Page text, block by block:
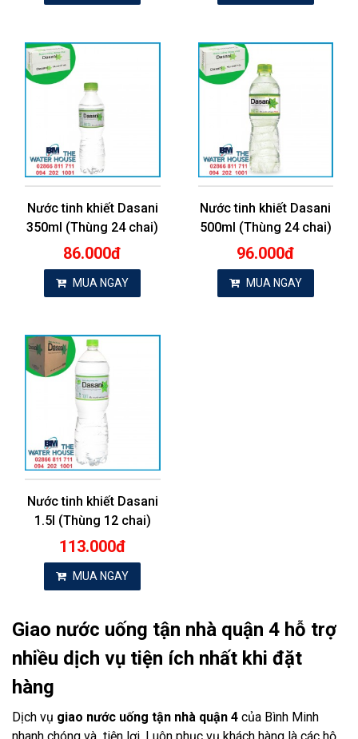
Nước tinh khiết Dasani
350ml (Thùng 24 chai)
86.000đ
MUA NGAY
Nước tinh khiết Dasani
500ml (Thùng 24 chai)
96.000đ
MUA NGAY
Nước tinh khiết Dasani
1.5l (Thùng 12 chai)
113.000đ
MUA NGAY
Giao nước uống tận nhà quận 4 hỗ trợ
nhiều dịch vụ tiện ích nhất khi đặt
hàng
Dịch vụ giao nước uống tận nhà quận 4 của Bình Minh
nhanh chóng và tiện lợi. Luôn phục vụ khách hàng là các hộ